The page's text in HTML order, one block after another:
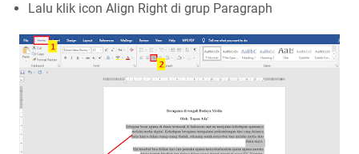
Lalu klik icon Align Right di grup Paragraph